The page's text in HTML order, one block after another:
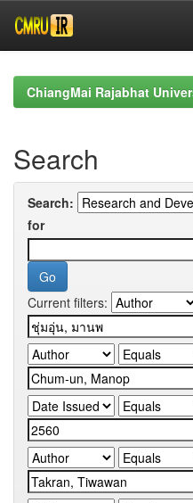
navigationChiangMai Rajabhat
Search
Search:
for
Current filters: